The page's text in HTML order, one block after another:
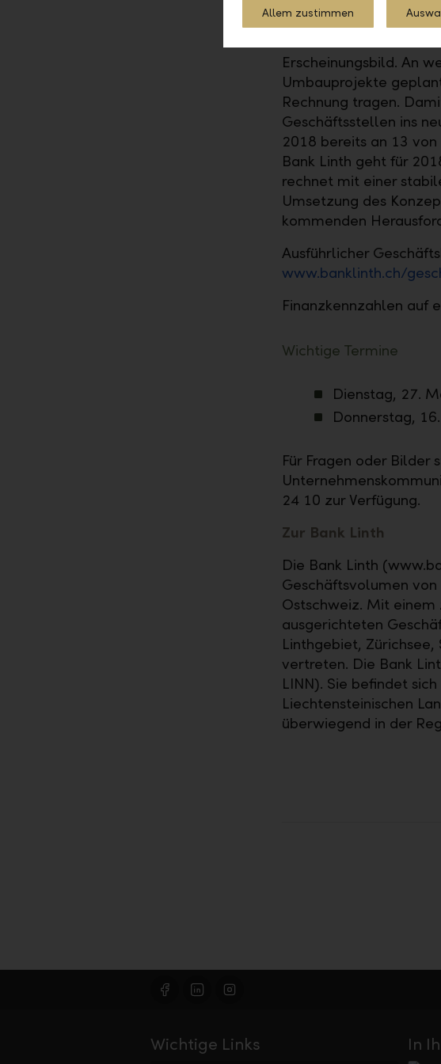
der Ostschweiz
Erscheinungsbild. An
Umbauprojekte
Rechnung tragen.
Geschäftsstellen ins
2018 bereits an 13
Bank Linth geht für
rechnet mit einer
Umsetzung des
kommenden
Ausführlicher
www.banklinth.ch/
Finanzkennzahlen auf
Wichtige Termine
Dienstag, 27.
Donnerstag,
Für Fragen oder Bilder
24 10 zur Verfügung.
Zur Bank Linth
Die Bank Linth
Geschäftsvolumen
Ostschweiz. Mit einem
ausgerichteten
Linthgebiet,
vertreten. Die Bank
LINN). Sie befindet
Liechtensteinischen
überwiegend in der
In
Wichtige Links
Allem zustimmen